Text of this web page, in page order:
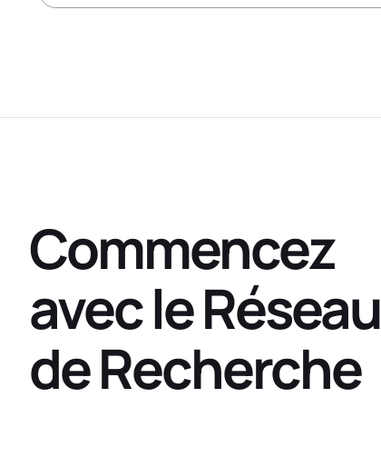
Commencez
avec le Réseau
de Recherche